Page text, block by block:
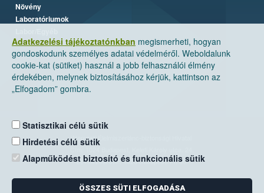
Adatkezelési tájékoztatónkban megismerheti, hogyan
gondoskodunk személyes adatai védelméről. Weboldalunk
cookie-kat (sütiket) használ a jobb felhasználói élmény
érdekében, melynek biztosításához kérjük, kattintson az
„Elfogadom” gombra.
Statisztikai célú sütik
Hirdetési célú sütik
Alapműködést biztosító és funkcionális sütik
ÖSSZES SÜTI ELFOGADÁSA
Növény
Laboratóriumok
Nemzeti Élelmiszerlánc-biztonsági Hivatal
Levelezési cím: 1525 Budapest. Pf. 30.